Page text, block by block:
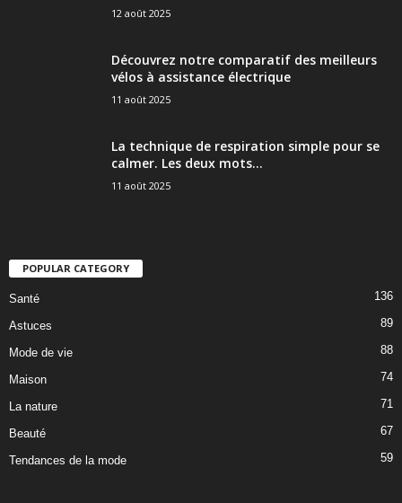
12 août 2025
Découvrez notre comparatif des meilleurs
vélos à assistance électrique
11 août 2025
La technique de respiration simple pour se
calmer. Les deux mots...
11 août 2025
POPULAR CATEGORY
Santé 136
Astuces 89
Mode de vie 88
Maison 74
La nature 71
Beauté 67
Tendances de la mode 59